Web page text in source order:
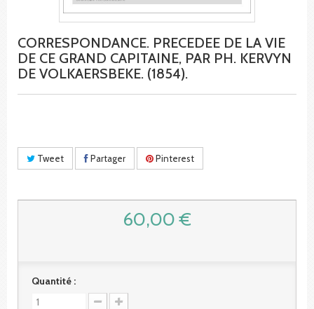
CORRESPONDANCE. PRECEDEE DE LA VIE
DE CE GRAND CAPITAINE, PAR PH. KERVYN
DE VOLKAERSBEKE. (1854).
Tweet Partager Pinterest
60,00 €
Quantité :